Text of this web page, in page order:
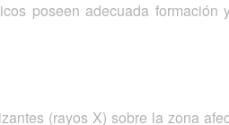
poseen adecuada formación
(rayos X) sobre la zona